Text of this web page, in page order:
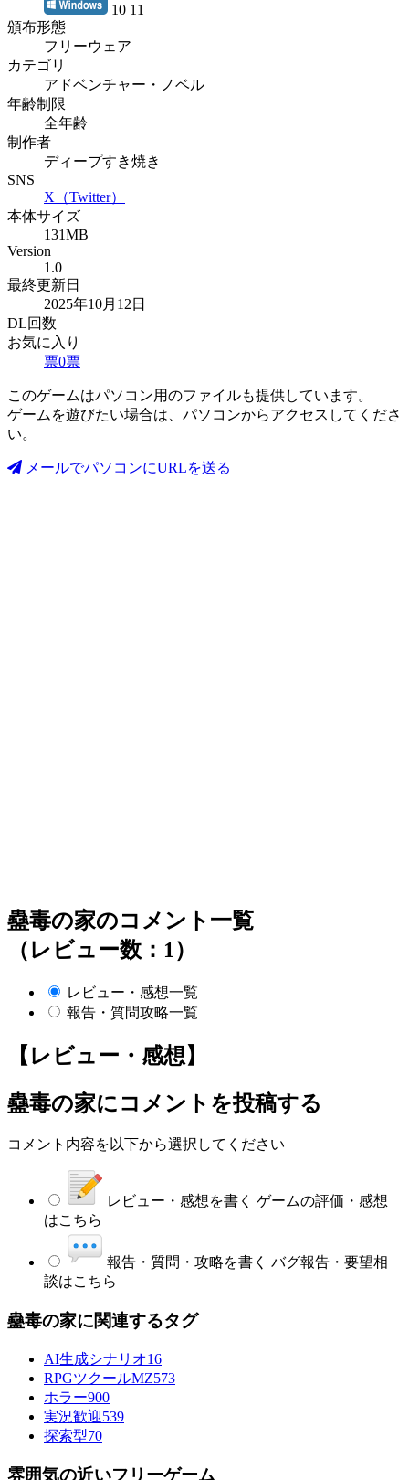
10 11
頒布形態
フリーウェア
カテゴリ
アドベンチャー・ノベル
年齢制限
全年齢
制作者
ディープすき焼き
SNS
X（Twitter）
本体サイズ
131MB
Version
1.0
最終更新日
2025年10月12日
DL回数
お気に入り
票0票
このゲームはパソコン用のファイルも提供しています。
ゲームを遊びたい場合は、パソコンからアクセスしてくださ
い。
メールでパソコンにURLを送る
蠱毒の家のコメント一覧
（レビュー数：1）
レビュー・感想一覧
報告・質問攻略一覧
【レビュー・感想】
蠱毒の家にコメントを投稿する
コメント内容を以下から選択してください
レビュー・感想を書く ゲームの評価・感想
はこちら
報告・質問・攻略を書く バグ報告・要望相
談はこちら
蠱毒の家に関連するタグ
AI生成シナリオ16
RPGツクールMZ573
ホラー900
実況歓迎539
探索型70
雰囲気の近いフリーゲーム